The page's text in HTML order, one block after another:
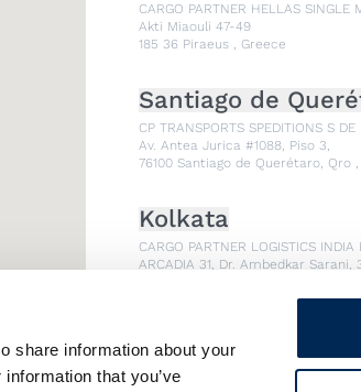
share information about your
that you’ve
CARGO PARTNER HELLAS SINGLE
Akti Miaouli 47-49
185 36 Piraeus , Greece
Santiago de
CP TRANSPORTS SPEDITIONS S DE
Av. Antea Jurica #1088, Piso 3,
76100 Santiago de Querétaro, Qro ,
Kolkata
CARGO PARTNER LOGISTICS INDIA
ARCADIA 31, Dr. Ambedkar Sarani,
Seoul
cargo-partner Logistics (Korea)
1401, 551-17, Yangcheon-ro,